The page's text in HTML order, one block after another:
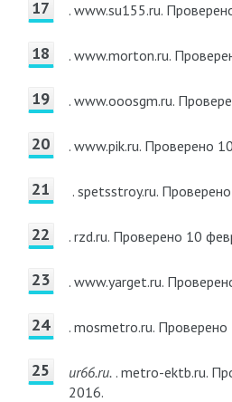
. www.su155.ru.
. www.morton.ru.
. www.ooosgm.ru.
. www.pik.ru. Проверено
. spetsstroy.ru.
. rzd.ru. Проверено 10
. www.yarget.ru.
. mosmetro.ru. Проверено
ur66.ru.. metro-ektb.ru.
2016.